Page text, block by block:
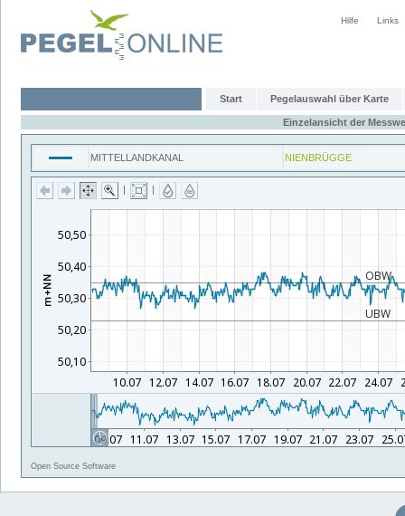
Hilfe Links
Start Pegelauswahl über Karte
Einzelansicht der
MITTELLANDKANAL NIENBRÜGGE
| |
Open Source Software